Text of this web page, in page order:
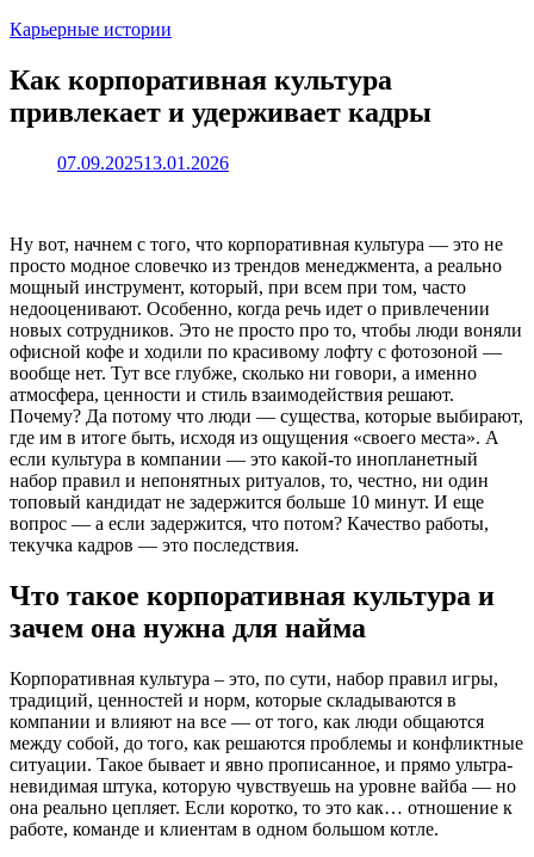
Карьерные истории
Как корпоративная культура
привлекает и удерживает кадры
07.09.202513.01.2026
Ну вот, начнем с того, что корпоративная культура — это не
просто модное словечко из трендов менеджмента, а реально
мощный инструмент, который, при всем при том, часто
недооценивают. Особенно, когда речь идет о привлечении
новых сотрудников. Это не просто про то, чтобы люди воняли
офисной кофе и ходили по красивому лофту с фотозоной —
вообще нет. Тут все глубже, сколько ни говори, а именно
атмосфера, ценности и стиль взаимодействия решают.
Почему? Да потому что люди — существа, которые выбирают,
где им в итоге быть, исходя из ощущения «своего места». А
если культура в компании — это какой-то инопланетный
набор правил и непонятных ритуалов, то, честно, ни один
топовый кандидат не задержится больше 10 минут. И еще
вопрос — а если задержится, что потом? Качество работы,
текучка кадров — это последствия.
Что такое корпоративная культура и
зачем она нужна для найма
Корпоративная культура – это, по сути, набор правил игры,
традиций, ценностей и норм, которые складываются в
компании и влияют на все — от того, как люди общаются
между собой, до того, как решаются проблемы и конфликтные
ситуации. Такое бывает и явно прописанное, и прямо ультра-
невидимая штука, которую чувствуешь на уровне вайба — но
она реально цепляет. Если коротко, то это как… отношение к
работе, команде и клиентам в одном большом котле.